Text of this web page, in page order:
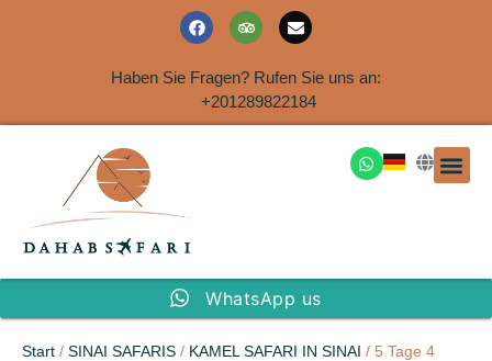
Haben Sie Fragen? Rufen Sie uns an:
+201289822184
WhatsApp us
Start / SINAI SAFARIS / KAMEL SAFARI IN SINAI / 5 Tage 4